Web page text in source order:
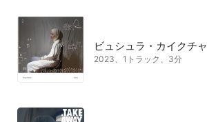
ビュシュラ・カイクチャ
2023、1トラック、3分